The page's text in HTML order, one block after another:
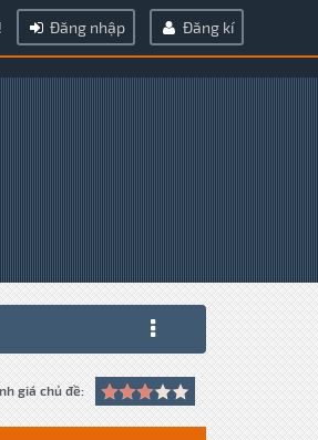
Đăng nhập Đăng kí
giá chủ đề: